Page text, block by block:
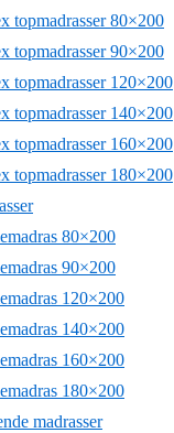
topmadrasser 80×200
topmadrasser 90×200
topmadrasser 120×200
topmadrasser 140×200
topmadrasser 160×200
topmadrasser 180×200
80×200
90×200
120×200
140×200
160×200
180×200
madrasser